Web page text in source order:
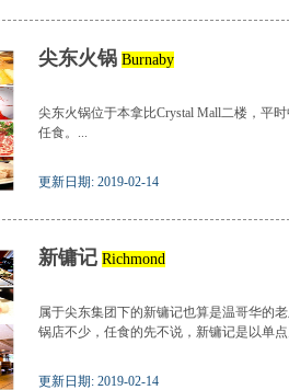
尖东火锅 Burnaby
尖东火锅位于本拿比Crystal Mall二楼，平
任食。...
更新日期: 2019-02-14
新镛记 Richmond
属于尖东集团下的新镛记也算是温哥华的
锅店不少，任食的先不说，新镛记是以单
更新日期: 2019-02-14